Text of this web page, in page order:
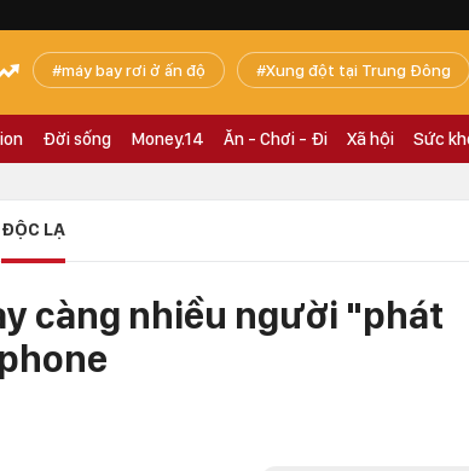
máy bay rơi ở ấn độ Xung đột tại Trung Đông
Đời sống Money.14 Ăn - Chơi - Đi Xã hội Sức
ĐỘC LẠ
càng nhiều người "phát